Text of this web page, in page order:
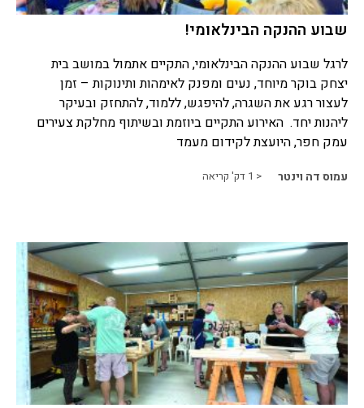
שבוע ההנקה הבינלאומי!
לרגל שבוע ההנקה הבינלאומי, התקיים אתמול במושב בית
יצחק בוקר מיוחד, נעים ומפנק לאימהות ותינוקות – זמן
לעצור רגע את השגרה, להיפגש, ללמוד, להתחזק ובעיקר
ליהנות יחד. האירוע התקיים ביוזמת ובשיתוף מחלקת צעירים
עמק חפר, היועצת לקידום מעמד
עמוס דה וינטר < 1 דק' קריאה